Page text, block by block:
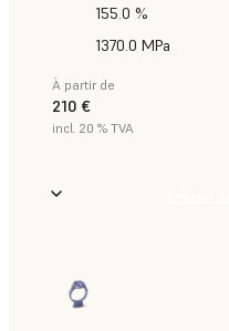
À partir de
210 €
incl. 20 % TVA
155.0 %
1370.0 MPa